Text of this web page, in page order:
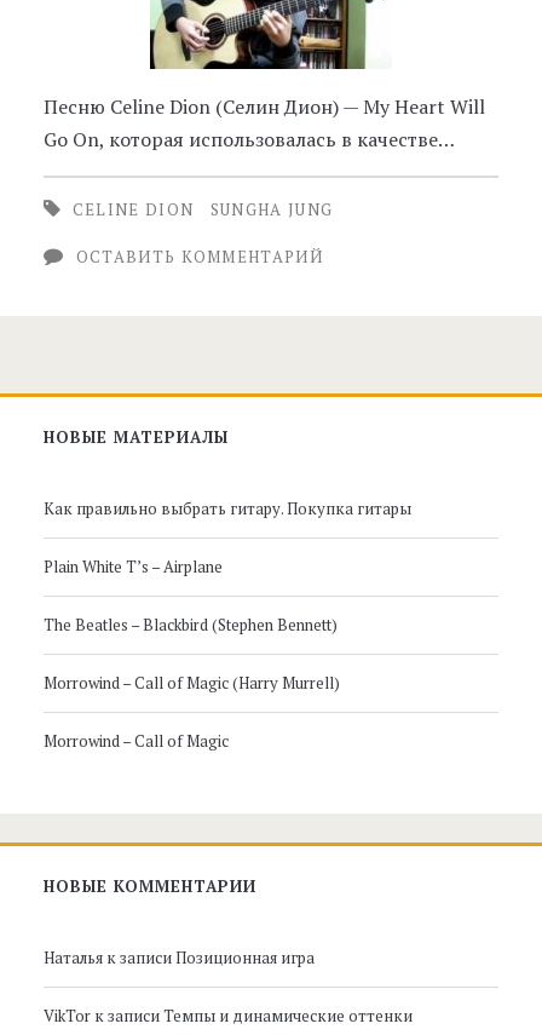
Песню Celine Dion (Селин Дион) — My Heart Will
Go On, которая использовалась в качестве…
CELINE DION SUNGHA JUNG
ОСТАВИТЬ КОММЕНТАРИЙ
Главная
панель
НОВЫЕ МАТЕРИАЛЫ
Как правильно выбрать гитару. Покупка гитары
Plain White T’s – Airplane
The Beatles – Blackbird (Stephen Bennett)
Morrowind – Call of Magic (Harry Murrell)
Morrowind – Call of Magic
НОВЫЕ КОММЕНТАРИИ
Натальяк записиПозиционная игра
VikTorк записиТемпы и динамические оттенки